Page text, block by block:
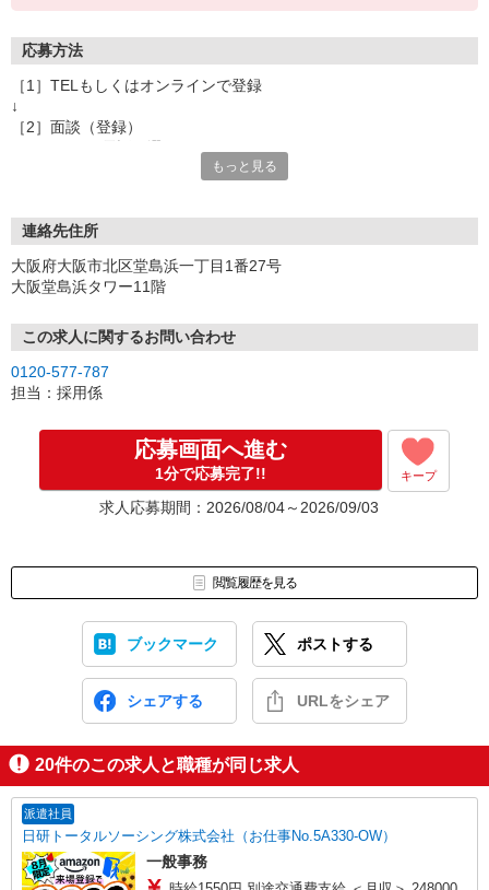
応募方法
［1］TELもしくはオンラインで登録
↓
［2］面談（登録）
［3］お仕事の紹介
ご希望条件に合うお仕事があればその他のお仕事もご紹介
↓
就業にあたっての手続きを行います。
↓
［5］お仕事スタート
出勤初日は営業担当が同行するので
※ご応募のタイミングによっては募集が終了している場合もござい
ます。予めご了承ください。
もっと見る
連絡先住所
大阪府大阪市北区堂島浜一丁目1番27号
大阪堂島浜タワー11階
この求人に関するお問い合わせ
0120-577-787
担当：採用係
応募画面へ進む
1分で応募完了!! キープ
求人応募期間：2026/08/04～2026/09/03
閲覧履歴を見る
ブックマーク ポストする
シェアする URLをシェア
20件のこの求人と職種が同じ求人
派遣社員
日研トータルソーシング株式会社（お仕事No.5A330-OW）
一般事務